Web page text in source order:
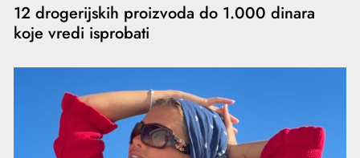
12 drogerijskih proizvoda do 1.000 dinara
koje vredi isprobati